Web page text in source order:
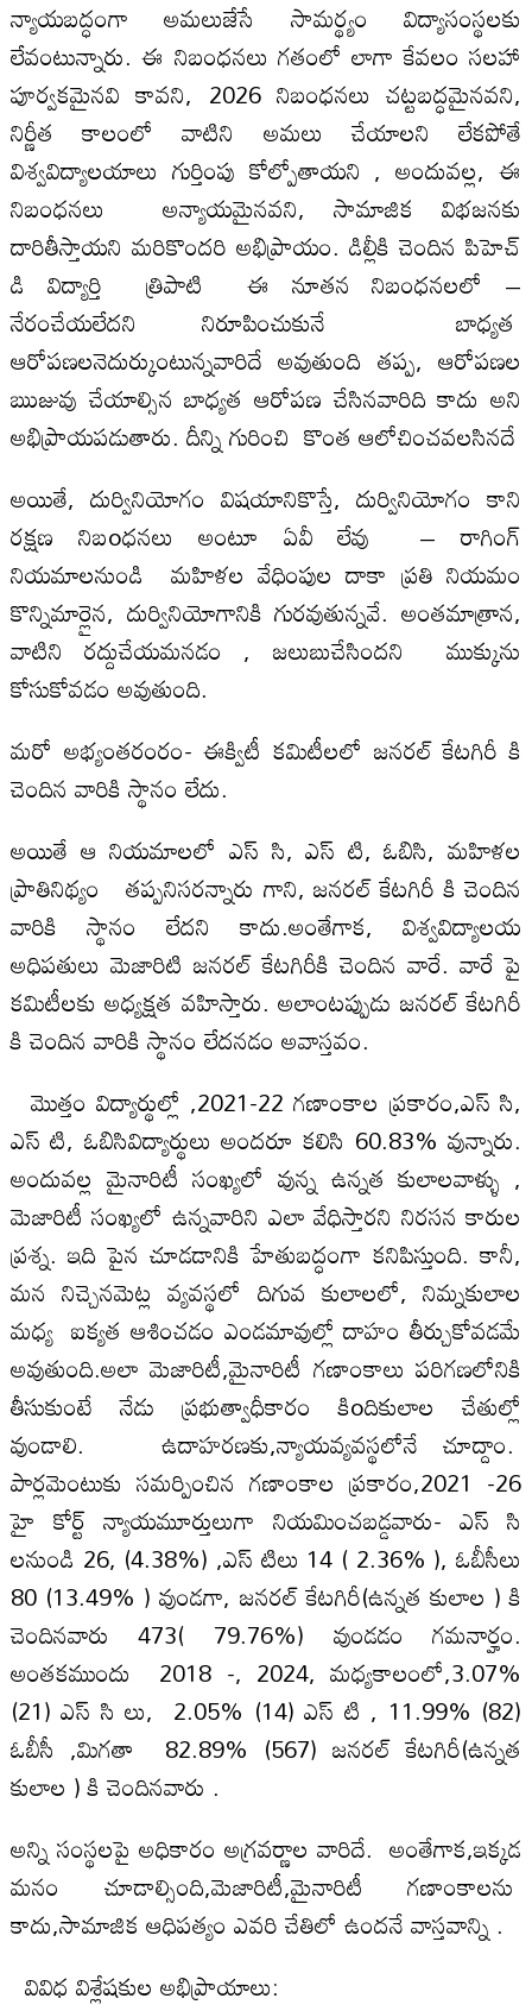
న్యాయబద్ధంగా అమలుజేసే సామర్థ్యం విద్యాసంస్థలకు
లేవంటున్నారు. ఈ నిబంధ‌నలు గతంలో లాగా కేవలం సలహా
పూర్వకమైనవి కావని, 2026 నిబంధ‌నలు చట్టబద్ధ‌మైనవని,
నిర్ణీత కాలంలో వాటిని అమలు చేయాలని లేకపోతే
విశ్వవిద్యాలయాలు గుర్తింపు కోల్పోతాయని , అందువల్ల, ఈ
నిబంధ‌న‌లు అన్యాయమైనవని, సామాజిక విభజనకు
దారితీస్తాయని మరికొందరి అభిప్రాయం. డిల్లీకి చెందిన పిహెచ్
డి విద్యార్తి త్రిపాటి ఈ నూతన నిబంధ‌నలలో –
నేరంచేయలేదని నిరూపించుకునే బాధ్య‌త
ఆరోపణలనెదుర్కుంటున్నవారిదే అవుతుంది తప్ప, ఆరోపణల
ఋజువు చేయాల్సిన బాధ్యత ఆరోపణ చేసినవారిది కాదు అని
అభిప్రాయపడుతారు. దీన్ని గురించి కొంత ఆలోచించవలసినదే
అయితే, దుర్వినియోగం విషయానికొస్తే, దుర్వినియోగం కాని
రక్షణ నిబ‌oధనలు అంటూ ఏవీ లేవు – రాగింగ్
నియమాలనుండి మహిళల వేధింపుల దాకా ప్రతి నియమం
కొన్నిమార్లైన, దుర్వినియోగానికి గురవుతున్నవే. అంతమాత్రాన,
వాటిని రద్దుచేయమనడం , జలుబుచేసిందని ముక్కును
కోసుకోవడం అవుతుంది.
మరో అభ్యంతరంరం- ఈక్విటీ కమిటీలలో జనరల్ కేటగిరీ కి
చెందిన వారికి స్థానం లేదు.
అయితే ఆ నియమాలలో ఎస్ సి, ఎస్ టి, ఓబిసి, మహిళల
ప్రాతినిథ్యం తప్పనిసరన్నారు గాని, జనరల్ కేటగిరీ కి చెందిన
వారికి స్థానం లేదని కాదు.అంతేగాక, విశ్వవిద్యాలయ
అధిపతులు మెజారిటి జనరల్ కేటగిరీకి చెందిన వారే. వారే పై
కమిటీలకు అధ్యక్షత వహిస్తారు. అలాంటప్పుడు జనరల్ కేటగిరీ
కి చెందిన వారికి స్థానం లేదనడం అవాస్తవం.
మొత్తం విద్యార్థుల్లో ,2021-22 గణాంకాల ప్రకారం,ఎస్ సి,
ఎస్ టి, ఓబిసివిద్యార్థులు అందరూ కలిసి 60.83% వున్నారు.
అందువల్ల మైనారిటీ సంఖ్యలో వున్న ఉన్నత కులాలవాళ్ళు ,
మెజారిటీ సంఖ్యలో ఉన్నవారిని ఎలా వేధిస్తారని నిరసన కారుల
ప్రశ్న. ఇది పైన చూడడానికి హేతుబద్ధంగా కనిపిస్తుంది. కానీ,
మన నిచ్చెనమెట్ల వ్యవస్థలో దిగువ కులాలలో, నిమ్నకులాల
మధ్య ఐక్యత ఆశించడం ఎండమావుల్లో దాహం తీర్చుకోవడమే
అవుతుంది.అలా మెజారిటీ,మైనారిటీ గణాంకాలు పరిగణలోనికి
తీసుకుంటే నేడు ప్రభుత్వాధీకారం కిoదికులాల చేతుల్లో
వుండాలి. ఉదాహరణకు,న్యాయవ్యవస్థలోనే చూద్దాం.
పార్లమెంటుకు సమర్పించిన గణాంకాల ప్రకారం,2021 -26
హై కోర్ట్ న్యాయమూర్తులుగా నియమించబడ్డవారు- ఎస్ సి
లనుండి 26, (4.38%) ,ఎస్ టిలు 14 ( 2.36% ), ఓబీసీలు
80 (13.49% ) వుండగా, జనరల్ కేటగిరీ(ఉన్నత కులాల ) కి
చెందినవారు 473( 79.76%) వుండడం గమనార్హం.
అంతకముందు 2018 -, 2024, మధ్యకాలంలో,3.07%
(21) ఎస్ సి లు, 2.05% (14) ఎస్ టి , 11.99% (82)
ఓబీసీ ,మిగతా 82.89% (567) జనరల్ కేటగిరీ(ఉన్నత
కులాల ) కి చెందినవారు .
అన్ని సంస్థలపై అధికారం అగ్రవర్ణాల వారిదే. అంతేగాక,ఇక్కడ
మనం చూడాల్సింది,మెజారిటీ,మైనారిటీ గణాంకాలను
కాదు,సామాజిక ఆధిపత్యం ఎవరి చేతిలో ఉందనే వాస్తవాన్ని .
వివిధ విశ్లేషకుల అభిప్రాయాలు: